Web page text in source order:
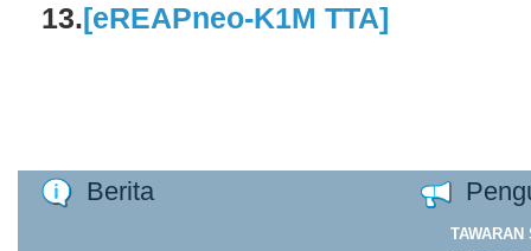
13.[eREAPneo-K1M TTA]
Berita